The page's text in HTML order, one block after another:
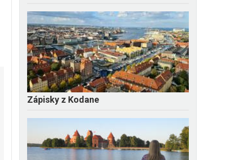
Zápisky z Kodane